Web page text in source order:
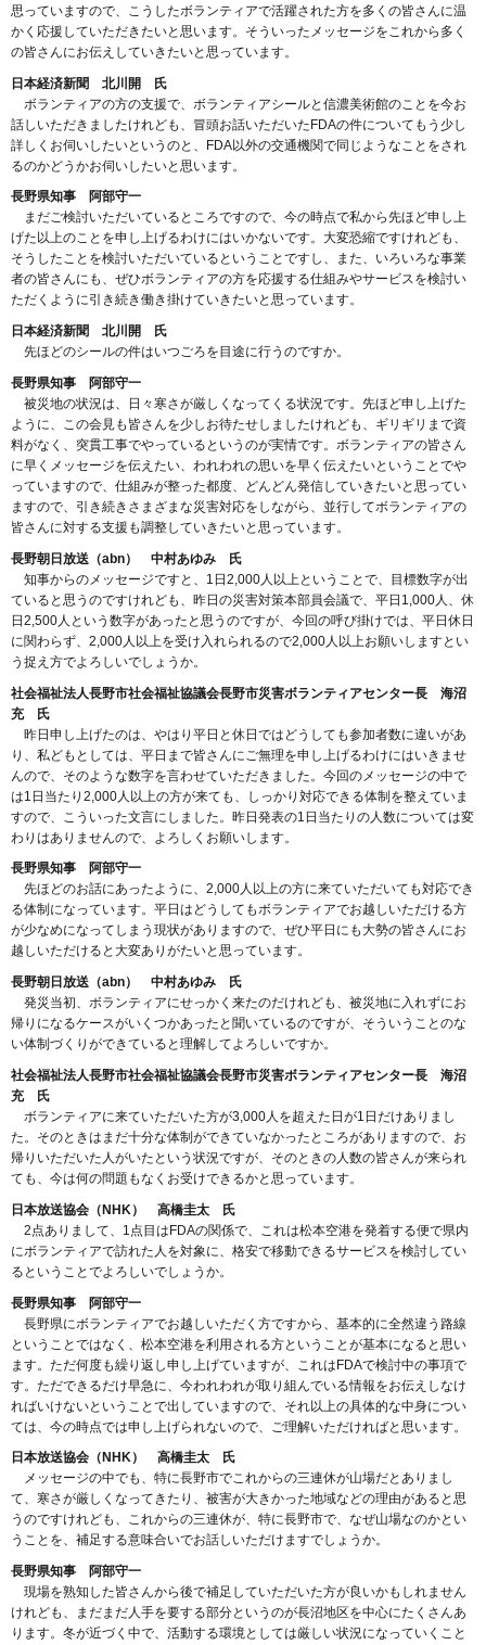
思っていますので、こうしたボランティアで活躍された方を多くの皆さんに温
かく応援していただきたいと思います。そういったメッセージをこれから多く
の皆さんにお伝えしていきたいと思っています。
日本経済新聞 北川開 氏
ボランティアの方の支援で、ボランティアシールと信濃美術館のことを今お
話しいただきましたけれども、冒頭お話いただいたFDAの件についてもう少し
詳しくお伺いしたいというのと、FDA以外の交通機関で同じようなことをされ
るのかどうかお伺いしたいと思います。
長野県知事 阿部守一
まだご検討いただいているところですので、今の時点で私から先ほど申し上
げた以上のことを申し上げるわけにはいかないです。大変恐縮ですけれども、
そうしたことを検討いただいているということですし、また、いろいろな事業
者の皆さんにも、ぜひボランティアの方を応援する仕組みやサービスを検討い
ただくように引き続き働き掛けていきたいと思っています。
日本経済新聞 北川開 氏
先ほどのシールの件はいつごろを目途に行うのですか。
長野県知事 阿部守一
被災地の状況は、日々寒さが厳しくなってくる状況です。先ほど申し上げた
ように、この会見も皆さんを少しお待たせしましたけれども、ギリギリまで資
料がなく、突貫工事でやっているというのが実情です。ボランティアの皆さん
に早くメッセージを伝えたい、われわれの思いを早く伝えたいということでや
っていますので、仕組みが整った都度、どんどん発信していきたいと思ってい
ますので、引き続きさまざまな災害対応をしながら、並行してボランティアの
皆さんに対する支援も調整していきたいと思っています。
長野朝日放送（abn） 中村あゆみ 氏
知事からのメッセージですと、1日2,000人以上ということで、目標数字が出
ていると思うのですけれども、昨日の災害対策本部員会議で、平日1,000人、休
日2,500人という数字があったと思うのですが、今回の呼び掛けでは、平日休日
に関わらず、2,000人以上を受け入れられるので2,000人以上お願いしますとい
う捉え方でよろしいでしょうか。
社会福祉法人長野市社会福祉協議会長野市災害ボランティアセンター長 海沼
充 氏
昨日申し上げたのは、やはり平日と休日ではどうしても参加者数に違いがあ
り、私どもとしては、平日まで皆さんにご無理を申し上げるわけにはいきませ
んので、そのような数字を言わせていただきました。今回のメッセージの中で
は1日当たり2,000人以上の方が来ても、しっかり対応できる体制を整えていま
すので、こういった文言にしました。昨日発表の1日当たりの人数については変
わりはありませんので、よろしくお願いします。
長野県知事 阿部守一
先ほどのお話にあったように、2,000人以上の方に来ていただいても対応でき
る体制になっています。平日はどうしてもボランティアでお越しいただける方
が少なめになってしまう現状がありますので、ぜひ平日にも大勢の皆さんにお
越しいただけると大変ありがたいと思っています。
長野朝日放送（abn） 中村あゆみ 氏
発災当初、ボランティアにせっかく来たのだけれども、被災地に入れずにお
帰りになるケースがいくつかあったと聞いているのですが、そういうことのな
い体制づくりができていると理解してよろしいですか。
社会福祉法人長野市社会福祉協議会長野市災害ボランティアセンター長 海沼
充 氏
ボランティアに来ていただいた方が3,000人を超えた日が1日だけありまし
た。そのときはまだ十分な体制ができていなかったところがありますので、お
帰りいただいた人がいたという状況ですが、そのときの人数の皆さんが来られ
ても、今は何の問題もなくお受けできるかと思っています。
日本放送協会（NHK） 高橋圭太 氏
2点ありまして、1点目はFDAの関係で、これは松本空港を発着する便で県内
にボランティアで訪れた人を対象に、格安で移動できるサービスを検討してい
るということでよろしいでしょうか。
長野県知事 阿部守一
長野県にボランティアでお越しいただく方ですから、基本的に全然違う路線
ということではなく、松本空港を利用される方ということが基本になると思い
ます。ただ何度も繰り返し申し上げていますが、これはFDAで検討中の事項で
す。ただできるだけ早急に、今われわれが取り組んでいる情報をお伝えしなけ
ればいけないということで出していますので、それ以上の具体的な中身につい
ては、今の時点では申し上げられないので、ご理解いただければと思います。
日本放送協会（NHK） 高橋圭太 氏
メッセージの中でも、特に長野市でこれからの三連休が山場だとありまし
て、寒さが厳しくなってきたり、被害が大きかった地域などの理由があると思
うのですけれども、これからの三連休が、特に長野市で、なぜ山場なのかとい
うことを、補足する意味合いでお話しいただけますでしょうか。
長野県知事 阿部守一
現場を熟知した皆さんから後で補足していただいた方が良いかもしれません
けれども、まだまだ人手を要する部分というのが長沼地区を中心にたくさんあ
ります。冬が近づく中で、活動する環境としては厳しい状況になっていくこと